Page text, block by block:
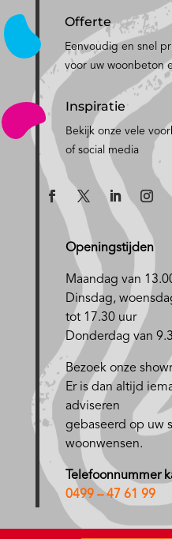
Offerte
Eenvoudig en snel
voor uw woonbeton
Inspiratie
Bekijk onze vele
of social media
Openingstijden
Maandag van
Dinsdag,
tot 17.30 uur
Donderdag van
Bezoek onze
Er is dan altijd
adviseren
gebaseerd op uw
woonwensen.
Telefoonnummer
0499 – 47 61 99